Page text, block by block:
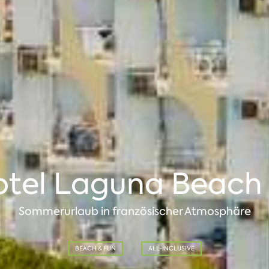
Laguna Beach
Sommerurlaub in französischer Atmosphäre
BEACH & FUN ALL-INCLUSIVE